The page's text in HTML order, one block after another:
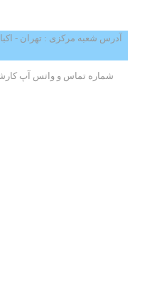
آدرس شعبه مرکزی : تهران -
شماره تماس و واتس آپ